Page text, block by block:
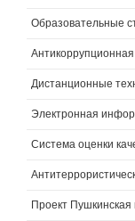
Образовательные
Дистанционные
Электронная
Система оценки
Проект Пушкинская